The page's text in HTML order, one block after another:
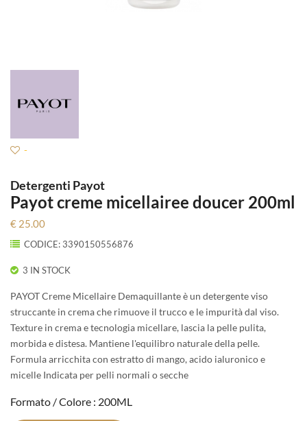
-
Detergenti Payot
Payot creme micellairee doucer 200ml
€ 25.00
CODICE: 3390150556876
3 IN STOCK
PAYOT Creme Micellaire Demaquillante è un detergente viso
struccante in crema che rimuove il trucco e le impurità dal viso.
Texture in crema e tecnologia micellare, lascia la pelle pulita,
morbida e distesa. Mantiene l'equilibro naturale della pelle.
Formula arricchita con estratto di mango, acido ialuronico e
micelle Indicata per pelli normali o secche
Formato / Colore : 200ML